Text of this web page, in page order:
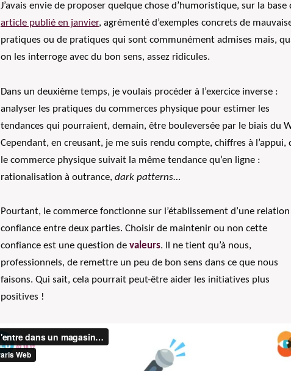
J’avais envie de proposer quelque chose d’humoristique, sur la base
article publié en janvier, agrémenté d’exemples concrets de
pratiques ou de pratiques qui sont communément admises mais,
on les interroge avec du bon sens, assez ridicules.
Dans un deuxième temps, je voulais procéder à l’exercice inverse :
analyser les pratiques du commerces physique pour estimer les
tendances qui pourraient, demain, être bouleversée par le biais du
Cependant, en creusant, je me suis rendu compte, chiffres à l’appui,
le commerce physique suivait la même tendance qu’en ligne :
rationalisation à outrance, dark patterns…
Pourtant, le commerce fonctionne sur l’établissement d’une
confiance entre deux parties. Choisir de maintenir ou non cette
confiance est une question de valeurs. Il ne tient qu’à nous,
professionnels, de remettre un peu de bon sens dans ce que nous
faisons. Qui sait, cela pourrait peut-être aider les initiatives plus
positives !